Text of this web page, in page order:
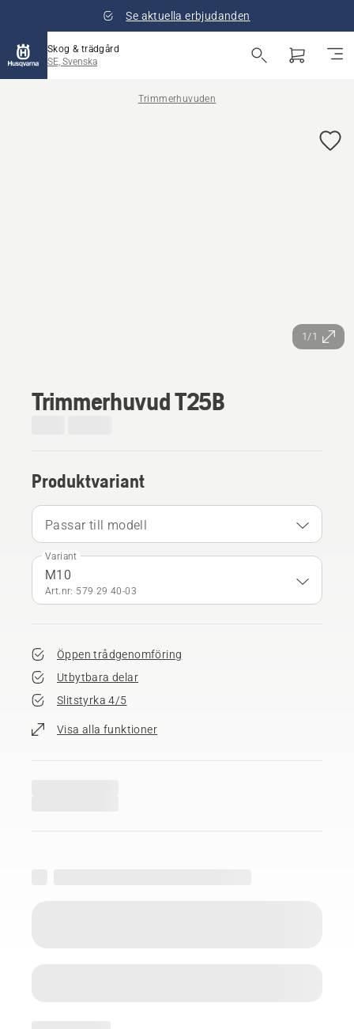
Se aktuella erbjudanden
Skog & trädgård
SE, Svenska
Trimmerhuvuden
1/1
Trimmerhuvud T25B
Produktvariant
Passar till modell
Variant
M10
Art.nr: 579 29 40‑03
Öppen trådgenomföring
Utbytbara delar
Slitstyrka 4/5
Visa alla funktioner